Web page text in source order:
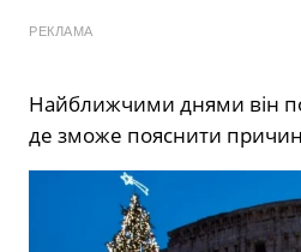
РЕКЛАМА
Найближчими днями він
де зможе пояснити